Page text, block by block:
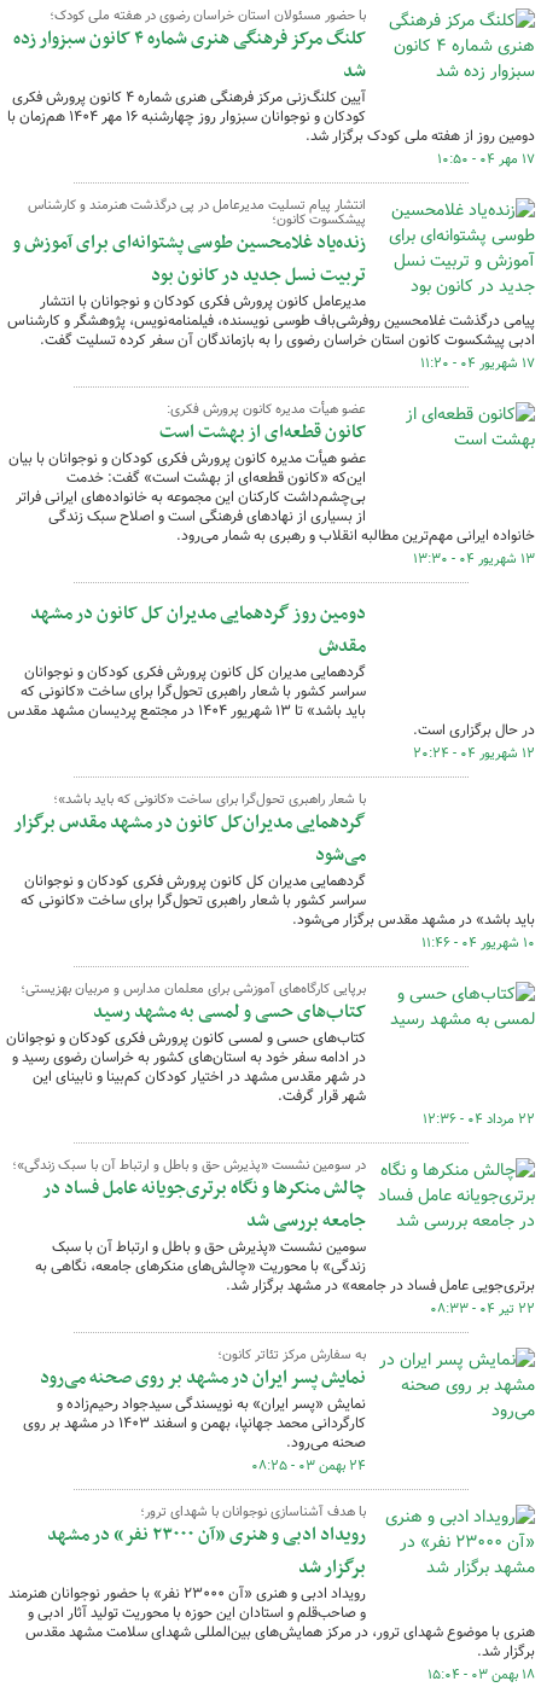
با حضور مسئولان استان خراسان رضوی در هفته ملی کودک؛
کلنگ مرکز فرهنگی هنری شماره ۴ کانون سبزوار زده
شد
آیین کلنگ‌زنی مرکز فرهنگی هنری شماره ۴ کانون پرورش فکری
کودکان و نوجوانان سبزوار روز چهارشنبه ۱۶ مهر ۱۴۰۴ هم‌زمان با
دومین روز از هفته ملی کودک برگزار شد.
۱۷ مهر ۰۴ - ۱۰:۵۰
انتشار پیام تسلیت مدیرعامل در پی درگذشت هنرمند و کارشناس
پیشکسوت کانون؛
زنده‌یاد غلامحسین طوسی پشتوانه‌ای برای آموزش و
تربیت نسل جدید در کانون بود
مدیرعامل کانون پرورش فکری کودکان و نوجوانان با انتشار
پیامی درگذشت غلامحسین روفرشی‌باف طوسی نویسنده، فیلمنامه‌نویس، پژوهشگر و کارشناس
ادبی پیشکسوت کانون استان خراسان رضوی را به بازماندگان آن سفر کرده تسلیت گفت.
۱۷ شهریور ۰۴ - ۱۱:۲۰
عضو هیأت مدیره کانون پرورش فکری:
کانون قطعه‌ای از بهشت است
عضو هیأت مدیره کانون پرورش فکری کودکان و نوجوانان با بیان
این‌که «کانون قطعه‌ای از بهشت است» گفت: خدمت
بی‌چشم‌داشت کارکنان این مجموعه به خانواده‌های ایرانی فراتر
از بسیاری از نهادهای فرهنگی است و اصلاح سبک زندگی
خانواده ایرانی مهم‌ترین مطالبه انقلاب و رهبری به شمار می‌رود.
۱۳ شهریور ۰۴ - ۱۳:۳۰
دومین روز گردهمایی مدیران کل کانون در مشهد
مقدش
گردهمایی مدیران کل کانون پرورش فکری کودکان و نوجوانان
سراسر کشور با شعار ‌راهبری تحول‌گرا برای ساخت «کانونی که
باید باشد» تا ۱۳ شهریور ۱۴۰۴ در مجتمع پردیسان مشهد مقدس
در حال برگزاری است.
۱۲ شهریور ۰۴ - ۲۰:۲۴
با شعار راهبری تحول‌گرا برای ساخت «کانونی که باید باشد»؛
گردهمایی مدیران‌کل کانون در مشهد مقدس برگزار
می‌شود
گردهمایی مدیران کل کانون پرورش فکری کودکان و نوجوانان
سراسر کشور با شعار ‌راهبری تحول‌گرا برای ساخت «کانونی که
باید باشد» در مشهد مقدس برگزار می‌شود.
۱۰ شهریور ۰۴ - ۱۱:۴۶
برپایی کارگاه‌های آموزشی برای معلمان مدارس و مربیان بهزیستی؛
کتاب‌های حسی و لمسی به مشهد رسید
کتاب‌های حسی و لمسی کانون پرورش فکری کودکان و نوجوانان
در ادامه سفر خود به ‌استان‌های کشور به خراسان رضوی رسید و
در شهر مقدس مشهد در اختیار کودکان کم‌بینا و نابینای این
شهر قرار گرفت.
۲۲ مرداد ۰۴ - ۱۲:۳۶
در سومین نشست «پذیرش حق و باطل و ارتباط آن با سبک زندگی»؛
چالش‌ منکرها و نگاه برتری‌جویانه عامل فساد در
جامعه بررسی شد
سومین نشست «پذیرش حق و باطل و ارتباط آن با سبک
زندگی» با محوریت «چالش‌های منکرهای جامعه، نگاهی به
برتری‌جویی عامل فساد در جامعه» در مشهد برگزار شد.
۲۲ تیر ۰۴ - ۰۸:۳۳
به سفارش مرکز تئاتر کانون؛
نمایش پسر ایران در مشهد بر روی صحنه می‌رود
نمایش «پسر ایران» به نویسندگی سیدجواد رحیم‌زاده و
کارگردانی محمد جهانپا، بهمن و اسفند ۱۴۰۳ در مشهد بر روی
صحنه می‌رود.
۲۴ بهمن ۰۳ - ۰۸:۲۵
با هدف آشناسازی نوجوانان با شهدای ترور؛
رویداد ادبی و هنری «آن ۲۳۰۰۰ نفر» در مشهد
برگزار شد
رویداد ادبی و هنری «آن ۲۳۰۰۰ نفر» با حضور نوجوانان هنرمند
و صاحب‌قلم و استادان این حوزه با محوریت تولید آثار ادبی و
هنری با موضوع شهدای ترور، در مرکز همایش‌های بین‌المللی شهدای سلامت مشهد مقدس
برگزار شد.
۱۸ بهمن ۰۳ - ۱۵:۰۴